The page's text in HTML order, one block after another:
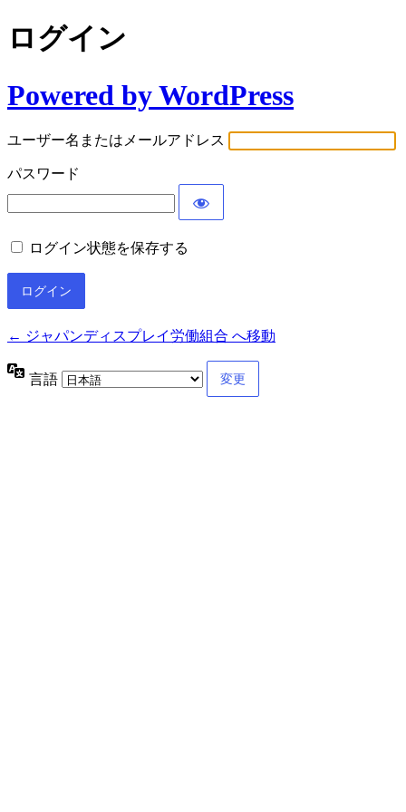
ログイン
Powered by WordPress
ユーザー名またはメールアドレス
パスワード
ログイン状態を保存する
← ジャパンディスプレイ労働組合 へ移動
言語